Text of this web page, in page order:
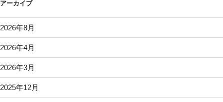
アーカイブ
2026年8月
2026年4月
2026年3月
2025年12月